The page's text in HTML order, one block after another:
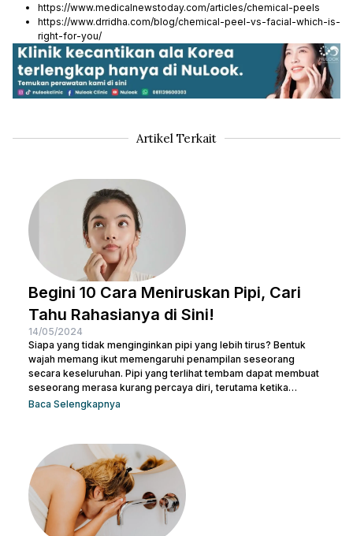
https://www.medicalnewstoday.com/articles/chemical-peels
https://www.drridha.com/blog/chemical-peel-vs-facial-which-is-
right-for-you/
Artikel Terkait
Begini 10 Cara Meniruskan Pipi, Cari
Tahu Rahasianya di Sini!
14/05/2024
Siapa yang tidak menginginkan pipi yang lebih tirus? Bentuk
wajah memang ikut memengaruhi penampilan seseorang
secara keseluruhan. Pipi yang terlihat tembam dapat membuat
seseorang merasa kurang percaya diri, terutama ketika
berfoto atau bertemu orang baru. Namun, jangan khawatir! Ada
Beauties bisa mulai mengubah pola hidup yang lebih sehat
untuk menjaga kesehatan sekaligus meniruskan pipi. Tentu
masih ada cara lainnya untuk membuat...
Baca Selengkapnya